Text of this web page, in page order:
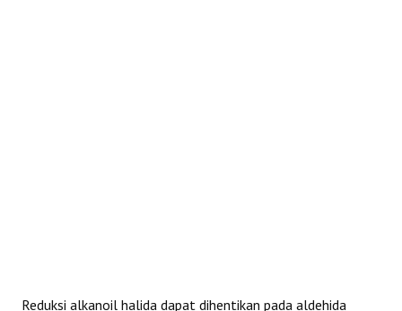
Reduksi alkanoil halida dapat dihentikan pada aldehida